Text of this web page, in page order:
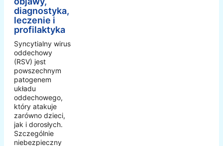
diagnostyka,
leczenie i
profilaktyka
Syncytialny wirus
oddechowy
(RSV) jest
powszechnym
patogenem
układu
oddechowego,
który atakuje
zarówno dzieci,
jak i dorosłych.
Szczególnie
niebezpieczny